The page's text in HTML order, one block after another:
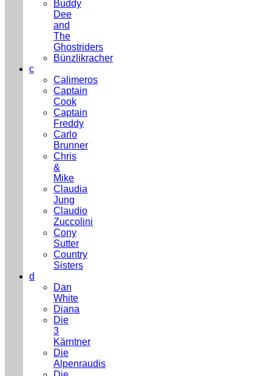
Buddy
Dee
and
The
Ghostriders
Bünzlikracher
c
Calimeros
Captain
Cook
Captain
Freddy
Carlo
Brunner
Chris
&
Mike
Claudia
Jung
Claudio
Zuccolini
Cony
Sutter
Country
Sisters
d
Dan
White
Diana
Die
3
Kärntner
Die
Alpenraudis